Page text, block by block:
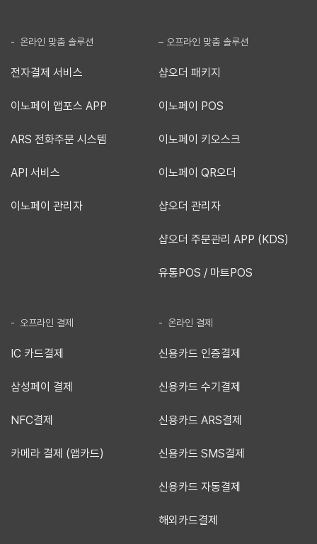
- 온라인 맞춤 솔루션
전자결제 서비스
이노페이 앱포스 APP
ARS 전화주문 시스템
API 서비스
이노페이 관리자
– 오프라인 맞춤 솔루션
샵오더 패키지
이노페이 POS
이노페이 키오스크
이노페이 QR오더
샵오더 관리자
샵오더 주문관리 APP (KDS)
유통POS / 마트POS
- 오프라인 결제
IC 카드결제
삼성페이 결제
NFC결제
카메라 결제 (앱카드)
- 온라인 결제
신용카드 인증결제
신용카드 수기결제
신용카드 ARS결제
신용카드 SMS결제
신용카드 자동결제
해외카드결제